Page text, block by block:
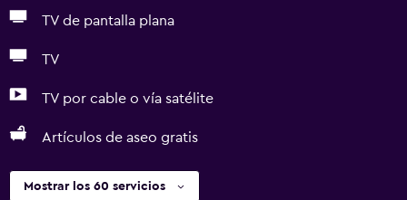
TV de pantalla plana
TV
TV por cable o vía satélite
Artículos de aseo gratis
Mostrar los 60 servicios